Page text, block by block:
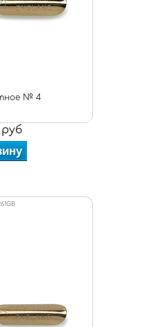
№ 4
руб